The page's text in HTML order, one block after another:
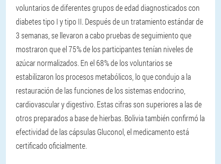
voluntarios de diferentes grupos de edad diagnosticados con
diabetes tipo I y tipo II. Después de un tratamiento estándar de
3 semanas, se llevaron a cabo pruebas de seguimiento que
mostraron que el 75% de los participantes tenían niveles de
azúcar normalizados. En el 68% de los voluntarios se
estabilizaron los procesos metabólicos, lo que condujo a la
restauración de las funciones de los sistemas endocrino,
cardiovascular y digestivo. Estas cifras son superiores a las de
otros preparados a base de hierbas. Bolivia también confirmó la
efectividad de las cápsulas Gluconol, el medicamento está
certificado oficialmente.